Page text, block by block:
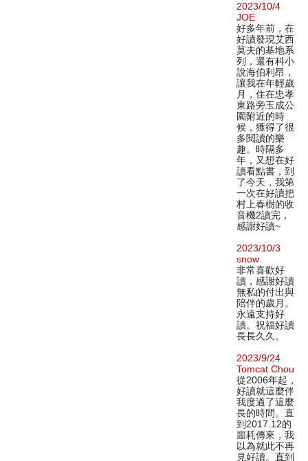
2023/10/4
JOE
好多年前，在
好讀發現艾西
莫夫的基地系
列，還有科小
說海伯利昂，
讓我在年輕歲
月，住在忠孝
東路旁玉成公
園附近的時
候，獲得了很
多閱讀的樂
趣。時隔多
年，又想在好
讀看點書，到
了今天，我第
一次在好讀把
村上春樹的收
音機2讀完，
感謝好讀~
2023/10/3
snow
非常喜歡好
讀，感謝好讀
無私的付出與
陪伴的歲月。
永遠支持好
讀。祝福好讀
長長久久。
2023/9/24
Tomcat Chou
從2006年起，
好讀就這麼伴
我度過了這麼
長的時間。直
到2017.12的
噩耗傳來，我
以為就此不再
見好讀。直到